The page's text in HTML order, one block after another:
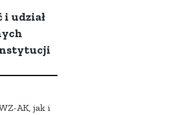
i udział
AK, jak i